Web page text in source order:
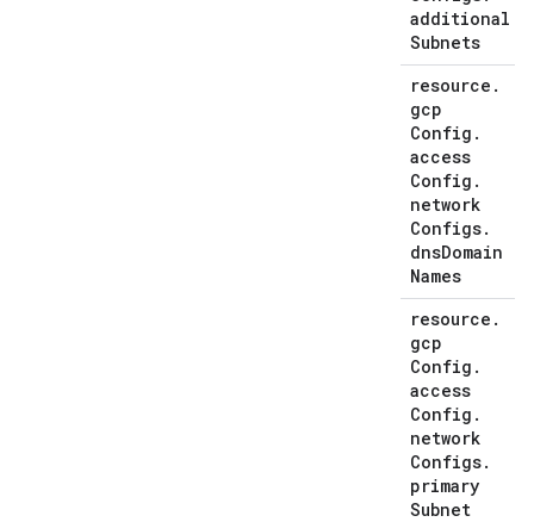
additional
Subnets
resource .
gcp
Config .
access
Config .
network
Configs.
dnsDomain
Names
resource .
gcp
Config .
access
Config .
network
Configs.
primary
Subnet